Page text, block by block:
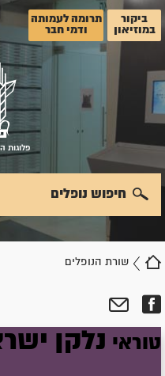
ביקור
במוזיאון
תרומה לעמותה
ודמי חבר
פלוגות
שורת הנופלים
חיפוש נופלים
טוראי נלקן